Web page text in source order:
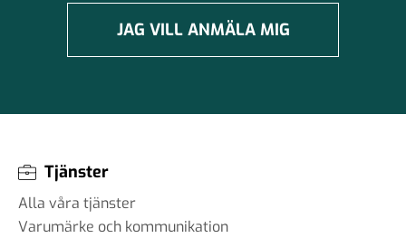
JAG VILL ANMÄLA MIG
Tjänster
Alla våra tjänster
Varumärke och kommunikation